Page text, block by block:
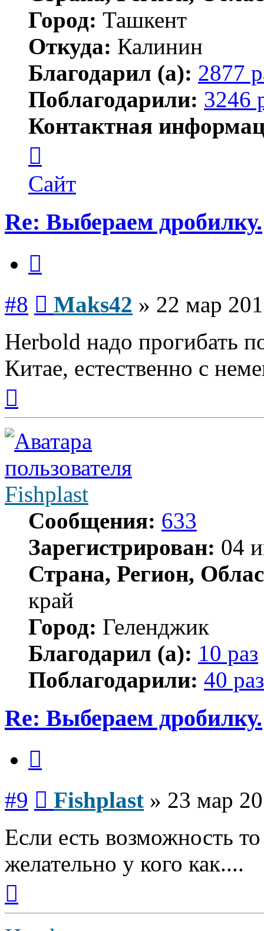
Город: Ташкент
Откуда: Калинин
Благодарил (а): 2877
Поблагодарили: 3246
Контактная
пользователя
Maks42
Сайт
Re: Выбераем дробилку.
#8 Maks42 » 22 мар
Herbold надо прогибать
Китае, естественно с
началу
Fishplast
Сообщения: 633
Зарегистрирован: 04
Страна, Регион,
край
Город: Геленджик
Благодарил (а): 10 раз
Поблагодарили: 40 раз
Re: Выбераем дробилку.
#9 Fishplast » 23 мар
Если есть возможность
желательно у кого как....
началу